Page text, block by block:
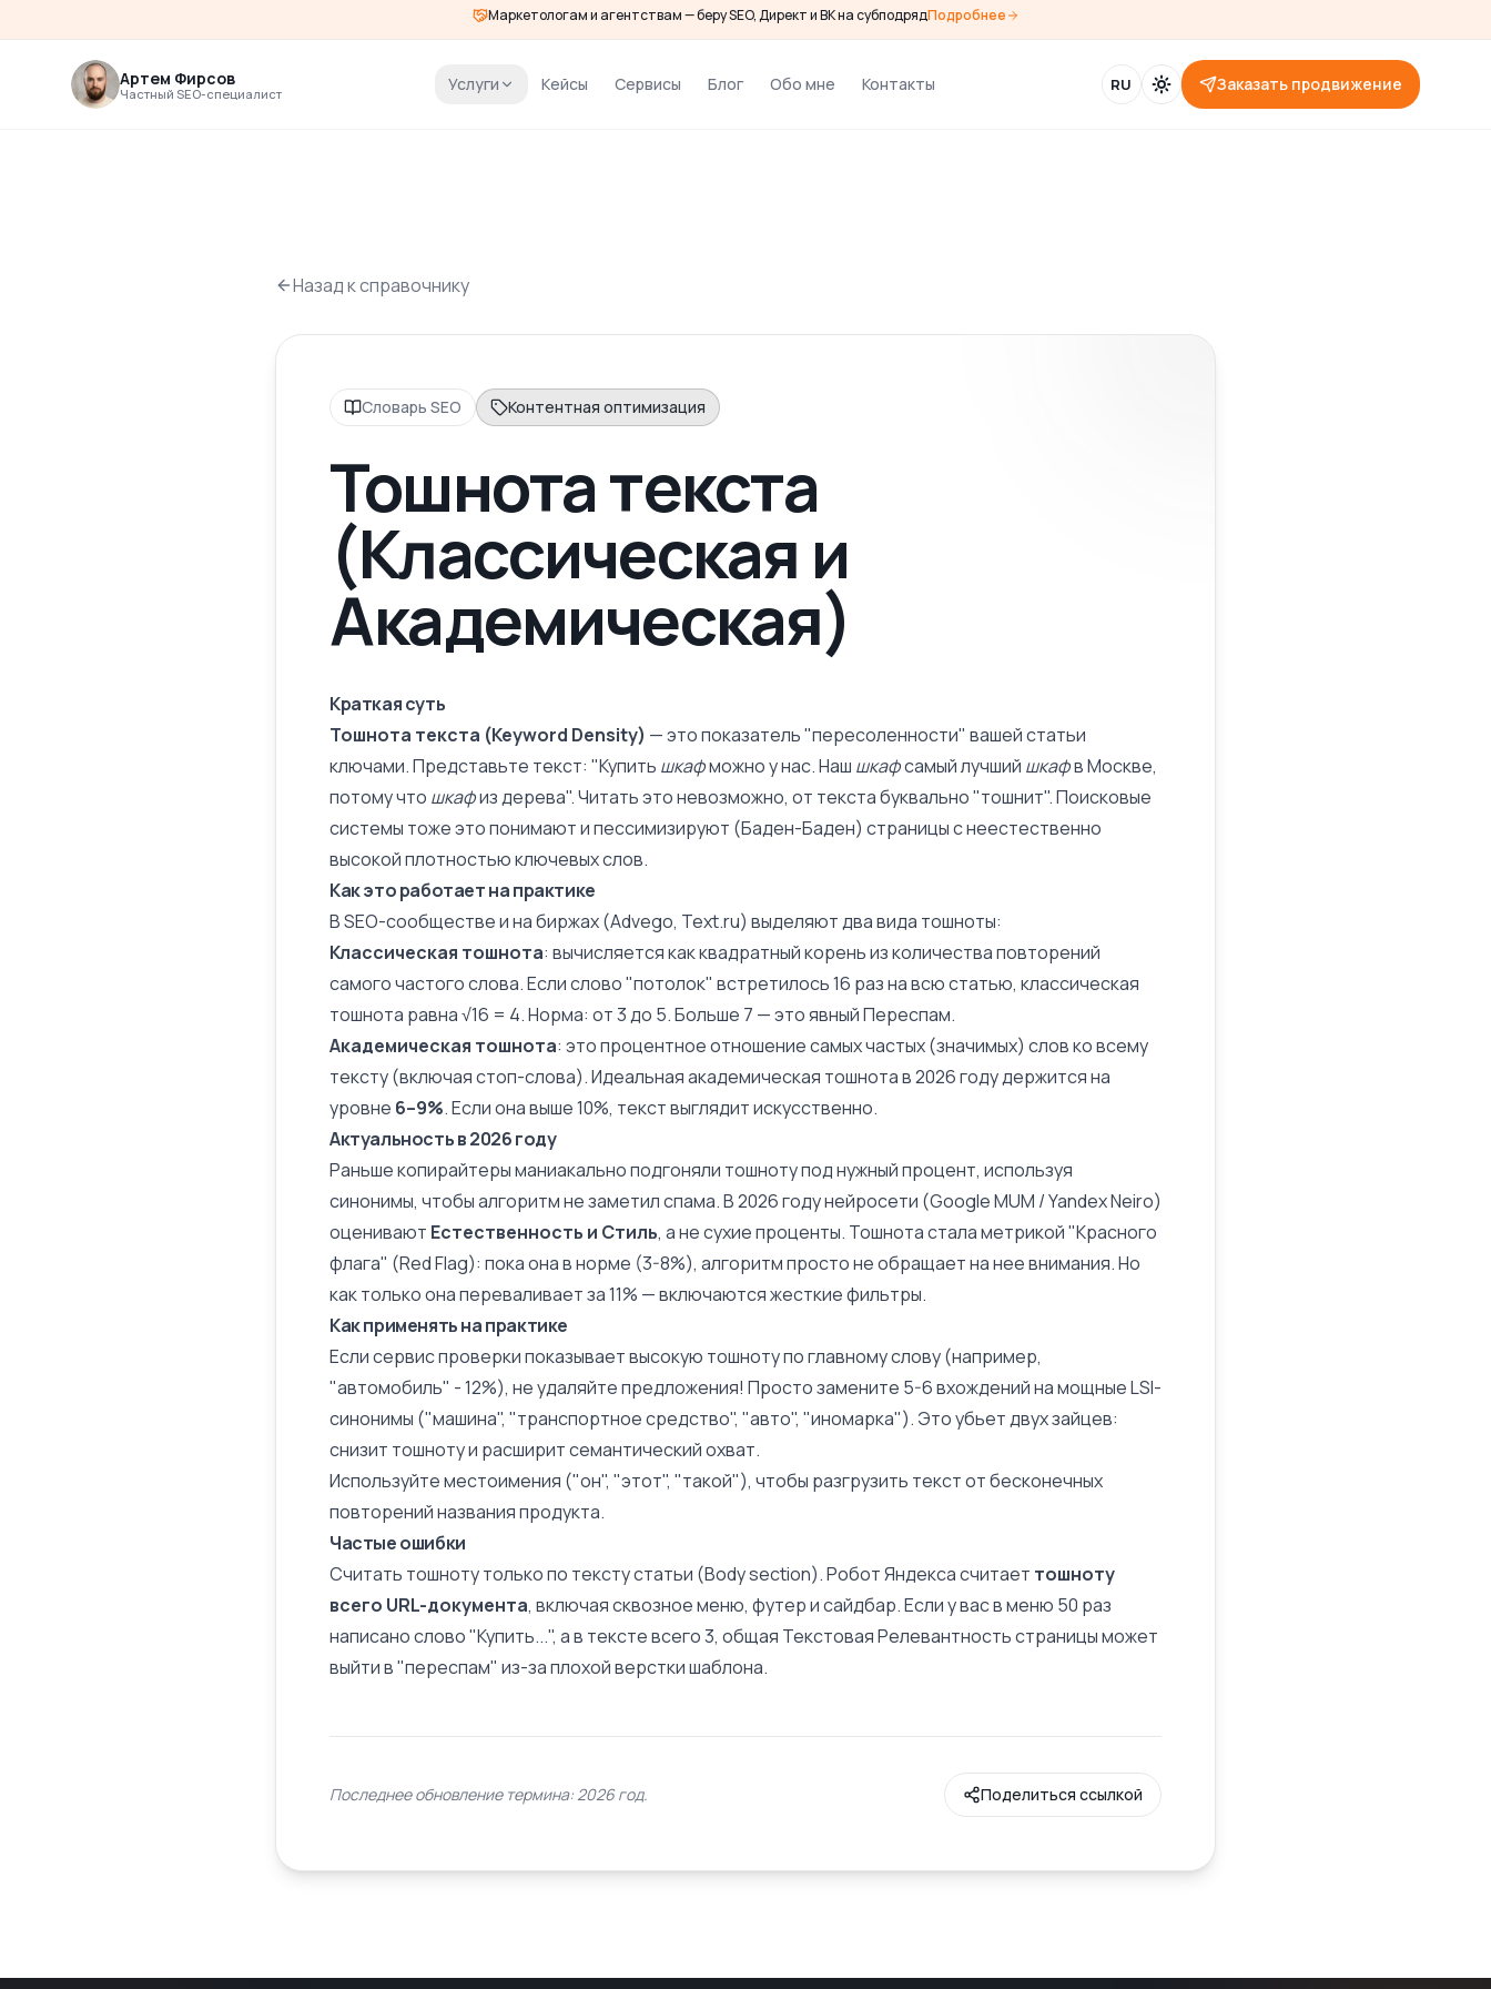
Маркетологам и агентствам — беру SEO, Директ и ВК на субподрядПодробнее
Артем Фирсов
Частный SEO-специалист Услуги Кейсы Сервисы Блог Обо мне Контакты RU Заказать продвижение
Назад к справочнику
Словарь SEO Контентная оптимизация
Тошнота текста
(Классическая и
Академическая)
Краткая суть
Тошнота текста (Keyword Density) — это показатель "пересоленности" вашей статьи
ключами. Представьте текст: "Купить шкафможно у нас. Наш шкафсамый лучший шкафв Москве,
потому что шкафиз дерева". Читать это невозможно, от текста буквально "тошнит". Поисковые
системы тоже это понимают и пессимизируют (Баден-Баден) страницы с неестественно
высокой плотностью ключевых слов.
Как это работает на практике
В SEO-сообществе и на биржах (Advego, Text.ru) выделяют два вида тошноты:
Классическая тошнота: вычисляется как квадратный корень из количества повторений
самого частого слова. Если слово "потолок" встретилось 16 раз на всю статью, классическая
тошнота равна √16 = 4. Норма: от 3 до 5. Больше 7 — это явныйПереспам.
Академическая тошнота: это процентное отношение самых частых (значимых) слов ко всему
тексту (включаястоп-слова). Идеальная академическая тошнота в 2026 году держится на
уровне 6–9%. Если она выше 10%, текст выглядит искусственно.
Актуальность в 2026 году
Раньше копирайтеры маниакально подгоняли тошноту под нужный процент, используя
синонимы, чтобы алгоритм не заметил спама. В 2026 году нейросети (Google MUM / Yandex Neiro)
оценивают Естественность и Стиль, а не сухие проценты. Тошнота стала метрикой "Красного
флага" (Red Flag): пока она в норме (3-8%), алгоритм просто не обращает на нее внимания. Но
как только она переваливает за 11% — включаются жесткие фильтры.
Как применять на практике
Если сервис проверки показывает высокую тошноту по главному слову (например,
"автомобиль" - 12%), не удаляйте предложения! Просто замените 5-6 вхождений на мощныеLSI-
синонимы ("машина", "транспортное средство", "авто", "иномарка"). Это убьет двух зайцев:
снизит тошноту и расширит семантический охват.
Используйте местоимения ("он", "этот", "такой"), чтобы разгрузить текст от бесконечных
повторений названия продукта.
Частые ошибки
Считать тошноту только по тексту статьи (Body section).Робот Яндексасчитает тошноту
всего URL-документа, включая сквозное меню, футер и сайдбар. Если у вас в меню 50 раз
написано слово "Купить...", а в тексте всего 3, общая Текстовая Релевантностьстраницы может
выйти в "переспам" из-за плохой верстки шаблона.
Последнее обновление термина: 2026 год. Поделиться ссылкой